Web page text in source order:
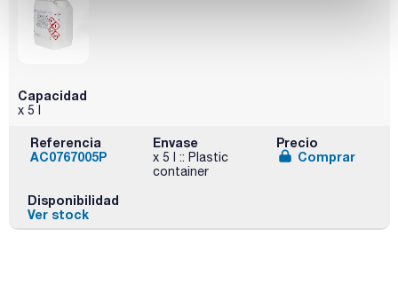
Capacidad
x 5 l
Referencia
AC0767005P
Envase
x 5 l :: Plastic
container
Precio
Comprar
Disponibilidad
Ver stock